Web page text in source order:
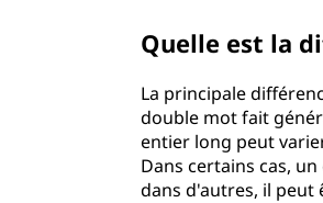
Quelle est la
La principale
double mot fait
entier long peut
Dans certains cas,
dans d'autres, il